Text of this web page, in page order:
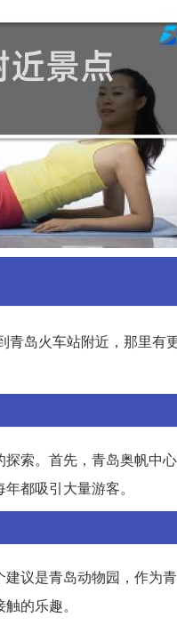
青岛火车站附近，那里
索。首先，青岛奥帆中
都吸引大量游客。
议是青岛动物园，作为
的乐趣。